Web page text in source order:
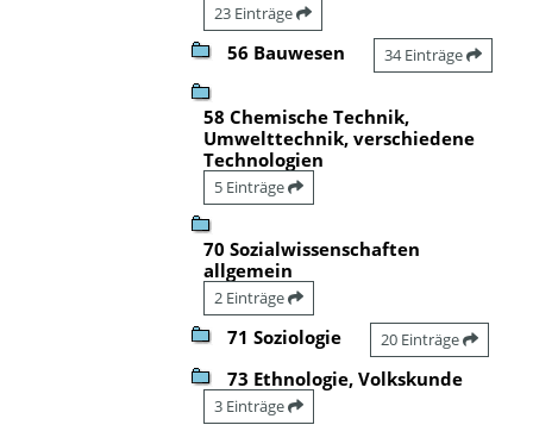
23 Einträge
56 Bauwesen 34 Einträge
58 Chemische Technik,
Umwelttechnik, verschiedene
Technologien
5 Einträge
70 Sozialwissenschaften
allgemein
2 Einträge
71 Soziologie 20 Einträge
73 Ethnologie, Volkskunde
3 Einträge